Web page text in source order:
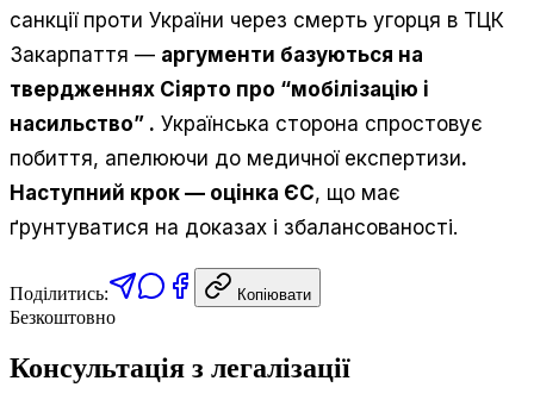
санкції проти України через смерть угорця в ТЦК
Закарпаття — аргументи базуються на
твердженнях Сіярто про “мобілізацію і
насильство” . Українська сторона спростовує
побиття, апелюючи до медичної експертизи.
Наступний крок — оцінка ЄС, що має
ґрунтуватися на доказах і збалансованості.
Поділитись: Копіювати
Безкоштовно
Консультація з легалізації